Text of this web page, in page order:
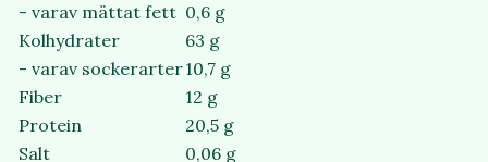
- varav mättat fett 0,6 g
Kolhydrater
63 g
- varav sockerarter10,7 g
Fiber
12 g
Protein
20,5 g
Salt
0,06 g